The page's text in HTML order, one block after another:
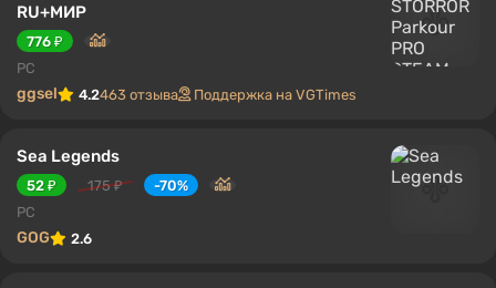
RU+МИР
776 ₽
PC
ggsel 4.2463 отзыва Поддержка на VGTimes
Sea Legends
52 ₽ 175 ₽
-70%
PC
GOG 2.6